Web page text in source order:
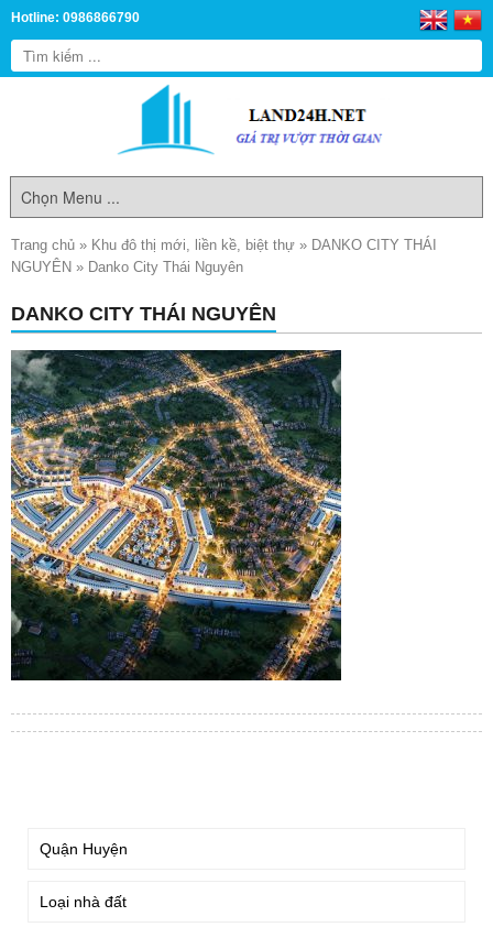
Hotline: 0986866790
Trang chủ » Khu đô thị mới, liền kề, biệt thự » DANKO CITY THÁI
NGUYÊN » Danko City Thái Nguyên
DANKO CITY THÁI NGUYÊN